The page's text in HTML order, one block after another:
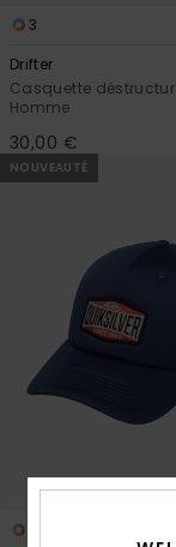
3
Drifter
Casquette
Homme
30,00 €
NOUVEAUTÉ